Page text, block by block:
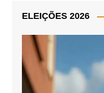
ELEIÇÕES 2026